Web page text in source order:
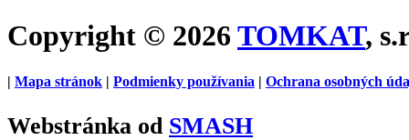
Copyright © 2026 TOMKAT,
| Mapa stránok | Podmienky používania | Ochrana osobných
Webstránka od SMASH